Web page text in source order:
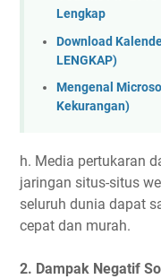
Lengkap
Download
LENGKAP)
Mengenal
Kekurangan)
h. Media pertukaran
jaringan situs-situs
seluruh dunia dapat
cepat dan murah.
2. Dampak Negatif